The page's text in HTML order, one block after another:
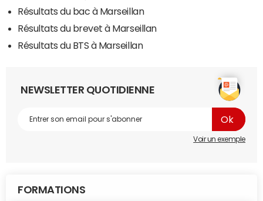
Résultats du bac à Marseillan
Résultats du brevet à Marseillan
Résultats du BTS à Marseillan
NEWSLETTER QUOTIDIENNE
Voir un exemple
FORMATIONS